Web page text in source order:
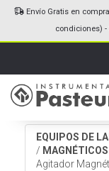
Envío Gratis en
condiciones) -
EQUIPOS DE
/ MAGNÉTICOS
Agitador